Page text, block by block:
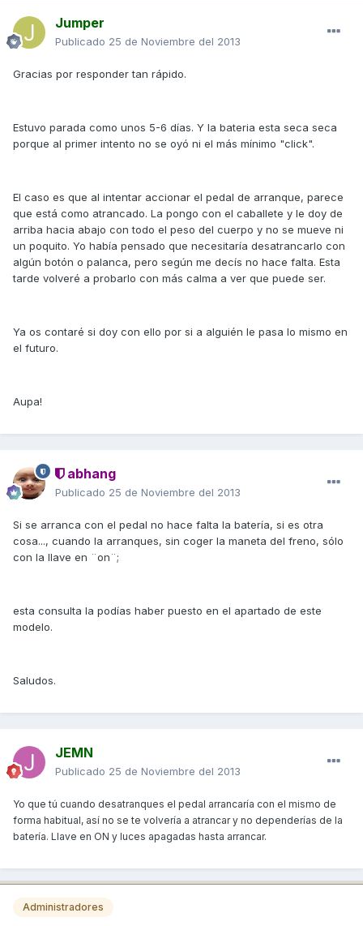
Jumper
Publicado 25 de Noviembre del 2013
Gracias por responder tan rápido.
Estuvo parada como unos 5-6 días. Y la bateria esta seca seca
porque al primer intento no se oyó ni el más mínimo "click".
El caso es que al intentar accionar el pedal de arranque, parece
que está como atrancado. La pongo con el caballete y le doy de
arriba hacia abajo con todo el peso del cuerpo y no se mueve ni
un poquito. Yo había pensado que necesitaría desatrancarlo con
algún botón o palanca, pero según me decís no hace falta. Esta
tarde volveré a probarlo con más calma a ver que puede ser.
Ya os contaré si doy con ello por si a alguién le pasa lo mismo en
el futuro.
Aupa!
abhang
Publicado 25 de Noviembre del 2013
Si se arranca con el pedal no hace falta la batería, si es otra
cosa..., cuando la arranques, sin coger la maneta del freno, sólo
con la llave en ¨on¨;
esta consulta la podías haber puesto en el apartado de este
modelo.
Saludos.
JEMN
Publicado 25 de Noviembre del 2013
Yo que tú cuando desatranques el pedal arrancaría con el mismo de
forma habitual, así no se te volvería a atrancar y no dependerías de la
batería. Llave en ON y luces apagadas hasta arrancar.
Administradores